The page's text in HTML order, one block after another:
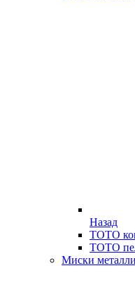
Назад
ТОТО
ТОТО
Миски